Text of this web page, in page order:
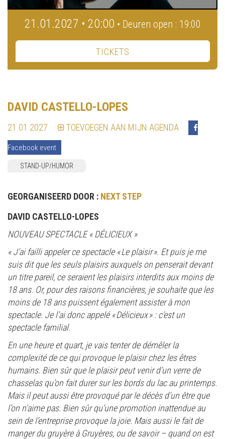
21.01.2027 • 20:00 • Deuren open : 19:00
TICKETS
DAVID CASTELLO-LOPES
21.01.2027 TOEVOEGEN AAN MIJN AGENDA
Facebook event
STAND-UP/HUMOR
GEORGANISEERD DOOR : NEXT STEP
DAVID CASTELLO-LOPES
NOUVEAU SPECTACLE « DÉLICIEUX »
« J’ai failli appeler ce spectacle « Le plaisir ». Et puis je me
suis dit que les seuls plaisirs auxquels on penserait devant
un titre pareil, ce seraient les plaisirs interdits aux moins de
18 ans. Or, pour des raisons financières, je souhaite que les
moins de 18 ans puissent également assister à mon
spectacle. Je l’ai donc appelé « Délicieux » : c’est un
spectacle familial.
En une heure et quart, je vais tenter de démêler la
complexité de ce qui provoque le plaisir chez les êtres
humains. Bien sûr que le plaisir peut venir d’un verre de
chasselas qu’on fait durer sur les bords du lac au printemps.
Mais il peut aussi être provoqué par le décès d’un être que
l’on n’aime pas. Bien sûr qu’une promotion inattendue au
sein de l’entreprise provoque la joie. Mais aussi le fait de
manger du gruyère à Gruyères, ou de savoir – quand on est